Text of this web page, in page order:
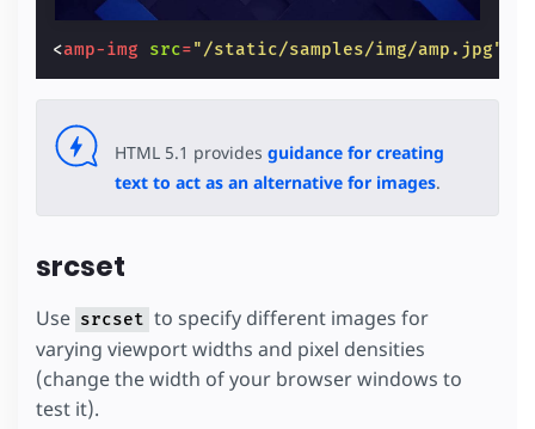
<amp-img src="/static/samples/img/amp.jpg"
HTML 5.1 provides guidance for creating
text to act as an alternative for images.
srcset
Use srcset to specify different images for
varying viewport widths and pixel densities
(change the width of your browser windows to
test it).